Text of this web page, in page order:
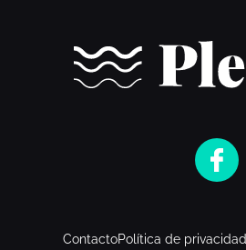
ContactoPolítica de privacidad